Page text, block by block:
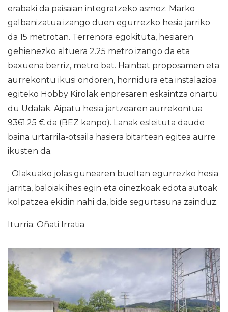
erabaki da paisaian integratzeko asmoz. Marko
galbanizatua izango duen egurrezko hesia jarriko
da 15 metrotan. Terrenora egokituta, hesiaren
gehienezko altuera 2.25 metro izango da eta
baxuena berriz, metro bat. Hainbat proposamen eta
aurrekontu ikusi ondoren, hornidura eta instalazioa
egiteko Hobby Kirolak enpresaren eskaintza onartu
du Udalak. Aipatu hesia jartzearen aurrekontua
9361.25 € da (BEZ kanpo). Lanak esleituta daude
baina urtarrila-otsaila hasiera bitartean egitea aurre
ikusten da.
Olakuako jolas gunearen bueltan egurrezko hesia
jarrita, baloiak ihes egin eta oinezkoak edota autoak
kolpatzea ekidin nahi da, bide segurtasuna zainduz.
Iturria: Oñati Irratia